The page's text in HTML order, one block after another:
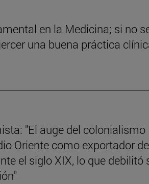
en la Medicina; si no
una buena práctica
"El auge del colonialismo
Oriente como exportador de
el siglo XIX, lo que debilitó